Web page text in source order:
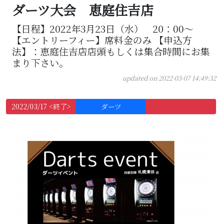
ダーツ大会 恵庭住吉店
【日程】2022年3月23日（水） 20：00～
【エントリーフィー】席料金のみ 【申込方
法】：恵庭住吉店店頭もしくは集合時間にお集
まり下さい。
updated on 2022-03-07 14:49:32
2022/03/17 <終了> ダーツ